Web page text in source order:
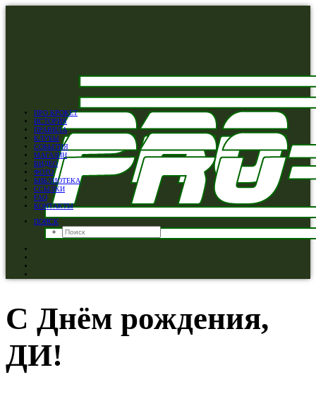
ПРО КРОКЕТ
ИСТОРИЯ
ПРАВИЛА
КЛУБЫ
СОБЫТИЯ
МАГАЗИН
ВИДЕО
ФОТО
БИБЛИОТЕКА
ССЫЛКИ
FAQ
КОНТАКТЫ
ПОИСК
C Днём рождения,
ДИ!